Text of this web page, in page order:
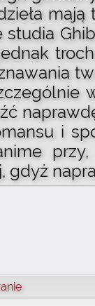
studia
i
gdyż